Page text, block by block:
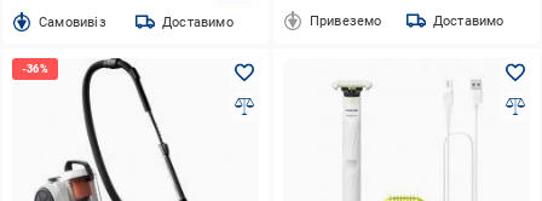
Cамовивіз Доставимо Привеземо Доставимо